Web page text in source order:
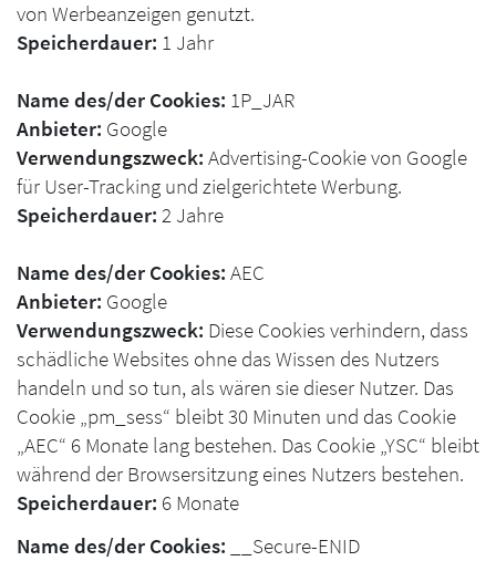
von Werbeanzeigen genutzt.
Speicherdauer: 1 Jahr
Name des/der Cookies: 1P_JAR
Anbieter: Google
Verwendungszweck: Advertising-Cookie von Google
für User-Tracking und zielgerichtete Werbung.
Speicherdauer: 2 Jahre
Name des/der Cookies: AEC
Anbieter: Google
Verwendungszweck: Diese Cookies verhindern, dass
schädliche Websites ohne das Wissen des Nutzers
handeln und so tun, als wären sie dieser Nutzer. Das
Cookie „pm_sess“ bleibt 30 Minuten und das Cookie
„AEC“ 6 Monate lang bestehen. Das Cookie „YSC“ bleibt
während der Browsersitzung eines Nutzers bestehen.
Speicherdauer: 6 Monate
Name des/der Cookies: __Secure-ENID